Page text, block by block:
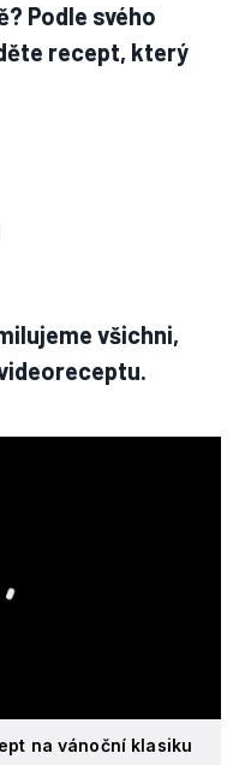
Podle svého
recept, který
všichni,
na vánoční klasiku